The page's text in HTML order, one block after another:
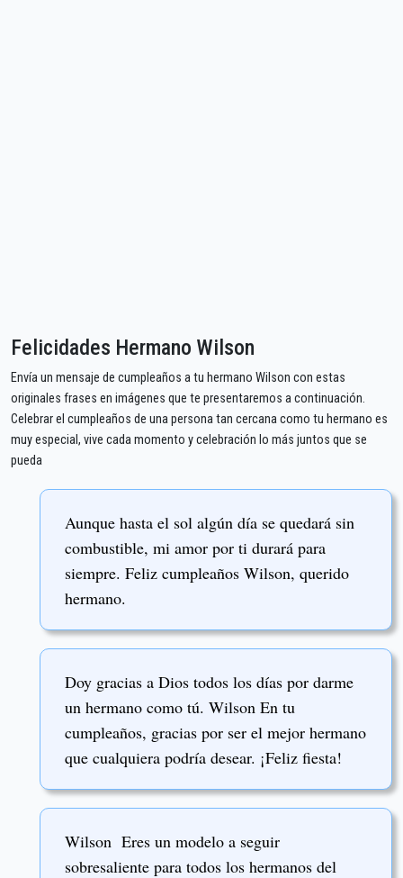
Felicidades Hermano Wilson
Envía un mensaje de cumpleaños a tu hermano Wilson con estas
originales frases en imágenes que te presentaremos a continuación.
Celebrar el cumpleaños de una persona tan cercana como tu hermano es
muy especial, vive cada momento y celebración lo más juntos que se
pueda
Aunque hasta el sol algún día se quedará sin
combustible, mi amor por ti durará para
siempre. Feliz cumpleaños Wilson, querido
hermano.
Doy gracias a Dios todos los días por darme
un hermano como tú. Wilson En tu
cumpleaños, gracias por ser el mejor hermano
que cualquiera podría desear. ¡Feliz fiesta!
Wilson Eres un modelo a seguir
sobresaliente para todos los hermanos del